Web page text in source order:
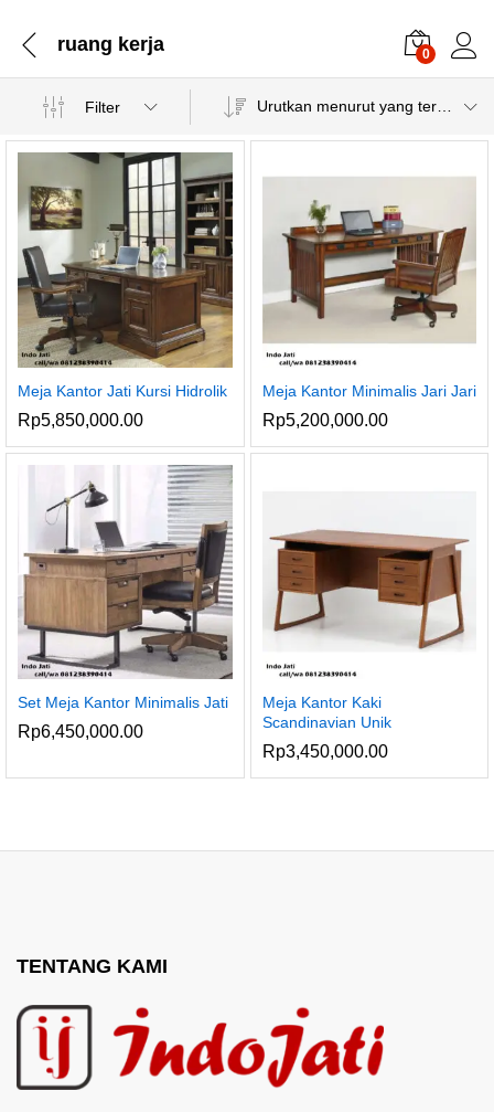
ruang kerja 0
Filter
Meja Kantor Jati Kursi Hidrolik
Rp5,850,000.00
Meja Kantor Minimalis Jari Jari
Rp5,200,000.00
Set Meja Kantor Minimalis Jati
Rp6,450,000.00
Meja Kantor Kaki
Scandinavian Unik
Rp3,450,000.00
TENTANG KAMI